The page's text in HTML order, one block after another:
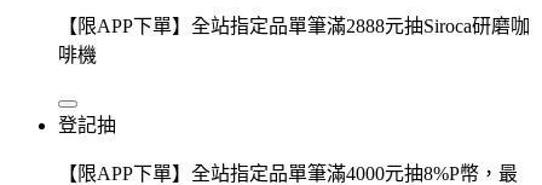
【限APP下單】全站指定品單筆滿2888元抽Siroca研磨咖
啡機
登記抽
【限APP下單】全站指定品單筆滿4000元抽8%P幣，最